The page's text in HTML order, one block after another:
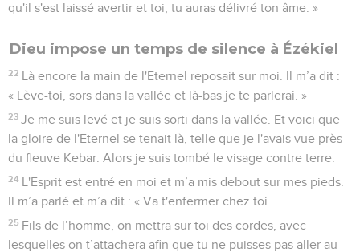
qu'il s'est laissé avertir et toi, tu auras délivré ton âme. »
Dieu impose un temps de silence à Ézékiel
22 Là encore la main de l'Eternel reposait sur moi. Il m’a dit :
« Lève-toi, sors dans la vallée et là-bas je te parlerai. »
23 Je me suis levé et je suis sorti dans la vallée. Et voici que
la gloire de l'Eternel se tenait là, telle que je l'avais vue près
du fleuve Kebar. Alors je suis tombé le visage contre terre.
24 L'Esprit est entré en moi et m’a mis debout sur mes pieds.
Il m’a parlé et m’a dit : « Va t'enfermer chez toi.
25 Fils de l’homme, on mettra sur toi des cordes, avec
lesquelles on t’attachera afin que tu ne puisses pas aller au